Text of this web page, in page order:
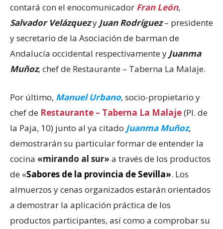
contará con el enocomunicador Fran León,
Salvador Velázquezy Juan Rodríguez– presidente
y secretario de la Asociación de barman de
Andalucía occidental respectivamente y Juanma
Muñoz, chef de Restaurante – Taberna La Malaje.
Por último, Manuel Urbano, socio-propietario y
chef de Restaurante – Taberna La Malaje(Pl. de
la Paja, 10) junto al ya citado Juanma Muñoz,
demostrarán su particular formar de entender la
cocina «mirando al sur» a través de los productos
de «Sabores de la provincia de Sevilla». Los
almuerzos y cenas organizados estarán orientados
a demostrar la aplicación práctica de los
productos participantes, así como a comprobar su